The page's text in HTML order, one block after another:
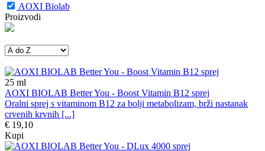
AOXI Biolab
Proizvodi
25 ml
AOXI BIOLAB Better You - Boost Vitamin B12 sprej
Oralni sprej s vitaminom B12 za bolji metabolizam, brži nastanak
crvenih krvnih [...]
€ 19,10
Kupi